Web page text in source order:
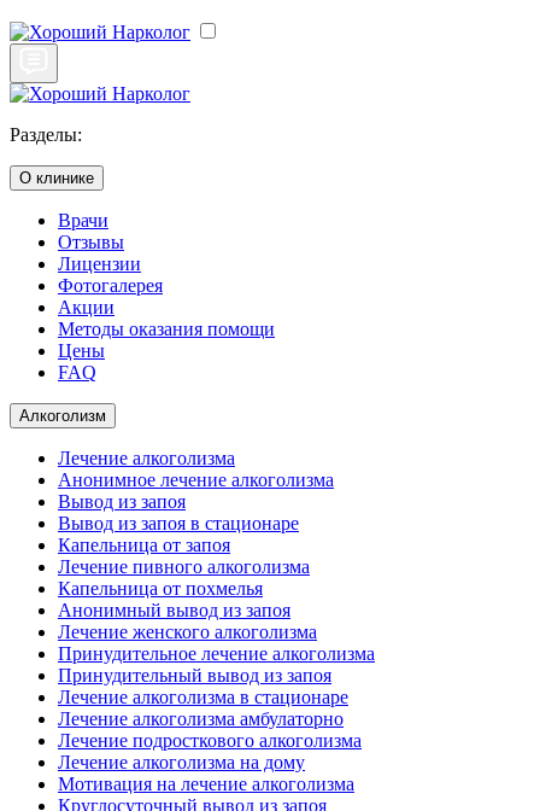
Разделы:
О клинике
Врачи
Отзывы
Лицензии
Фотогалерея
Акции
Методы оказания помощи
Цены
FAQ
Алкоголизм
Лечение алкоголизма
Анонимное лечение алкоголизма
Вывод из запоя
Вывод из запоя в стационаре
Капельница от запоя
Лечение пивного алкоголизма
Капельница от похмелья
Анонимный вывод из запоя
Лечение женского алкоголизма
Принудительное лечение алкоголизма
Принудительный вывод из запоя
Лечение алкоголизма в стационаре
Лечение алкоголизма амбулаторно
Лечение подросткового алкоголизма
Лечение алкоголизма на дому
Мотивация на лечение алкоголизма
Круглосуточный вывод из запоя